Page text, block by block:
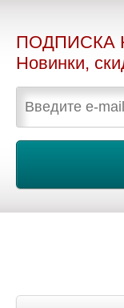
ПОДПИСКА
Новинки,